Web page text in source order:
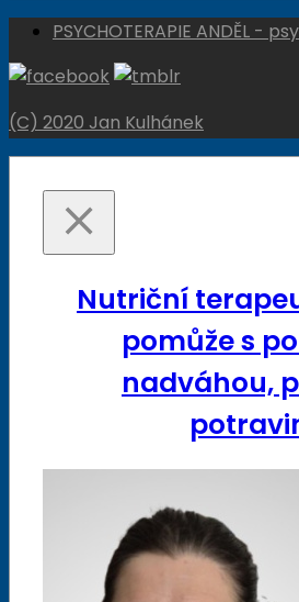
PSYCHOTERAPIE ANDĚL -
(C) 2020 Jan Kulhánek
Nutriční
pomůže s
nadváhou,